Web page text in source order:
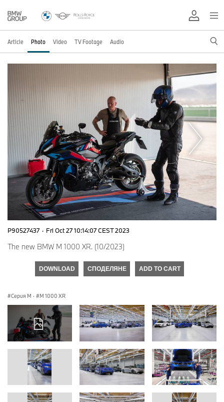
Article Photo Video TV Footage Audio
P90527437 · Fri Oct 27 10:14:07 CEST 2023
The new BMW M 1000 XR. (10/2023)
DOWNLOAD СПОДЕЛЯНЕ ADD TO CART
Серия M · M 1000 XR